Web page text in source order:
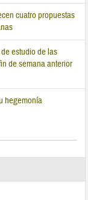
cuatro propuestas
estudio de las
de semana anterior
hegemonía